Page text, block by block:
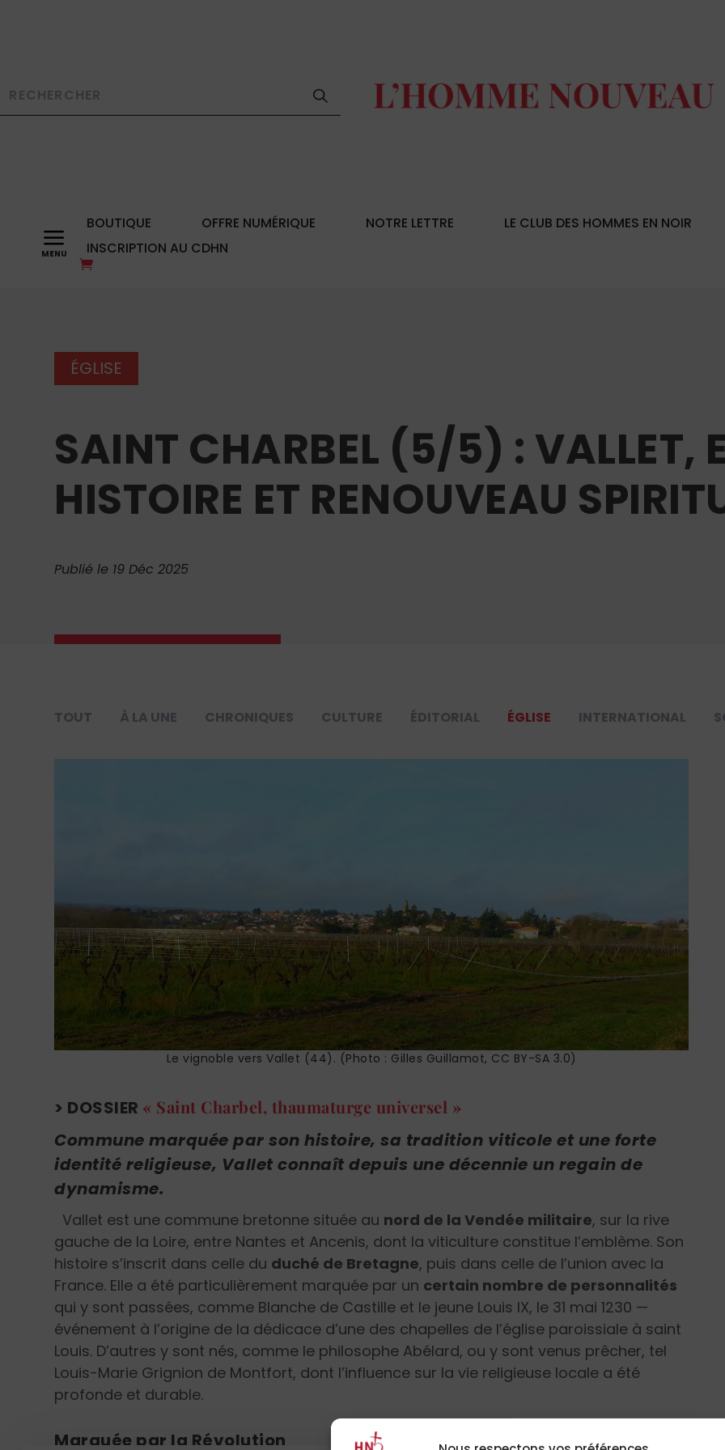
a BOUTIQUE OFFRE NUMÉRIQUE NOTRE LETTRE LE CLUB DES HOMMES EN NOIR
INSCRIPTION AU CDHN
ÉGLISE
SAINT CHARBEL (5/5) : VALLET,
HISTOIRE ET RENOUVEAU
Publié le 19 Déc 2025
TOUT À LA UNE CHRONIQUES CULTURE ÉDITORIAL ÉGLISE INTERNATIONAL
Le vignoble vers Vallet (44). (Photo : Gilles Guillamot, CC BY-SA 3.0)
> DOSSIER « Saint Charbel, thaumaturge universel »
Commune marquée par son histoire, sa tradition viticole et une forte
identité religieuse, Vallet connaît depuis une décennie un regain de
dynamisme.
Vallet est une commune bretonne située au nord de la Vendée militaire, sur la rive
gauche de la Loire, entre Nantes et Ancenis, dont la viticulture constitue l’emblème. Son
histoire s’inscrit dans celle du duché de Bretagne, puis dans celle de l’union avec la
France. Elle a été particulièrement marquée par un certain nombre de personnalités
qui y sont passées, comme Blanche de Castille et le jeune Louis IX, le 31 mai 1230 —
événement à l’origine de la dédicace d’une des chapelles de l’église paroissiale à saint
Louis. D’autres y sont nés, comme le philosophe Abélard, ou y sont venus prêcher, tel
Louis-Marie Grignion de Montfort, dont l’influence sur la vie religieuse locale a été
profonde et durable.
Marquée par la Révolution